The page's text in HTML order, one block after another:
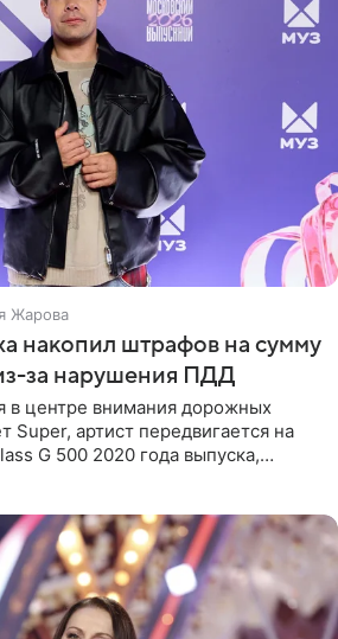
Жарова
накопил штрафов на сумму
за нарушения ПДД
в центре внимания дорожных
Super, артист передвигается на
G 500 2020 года выпуска,